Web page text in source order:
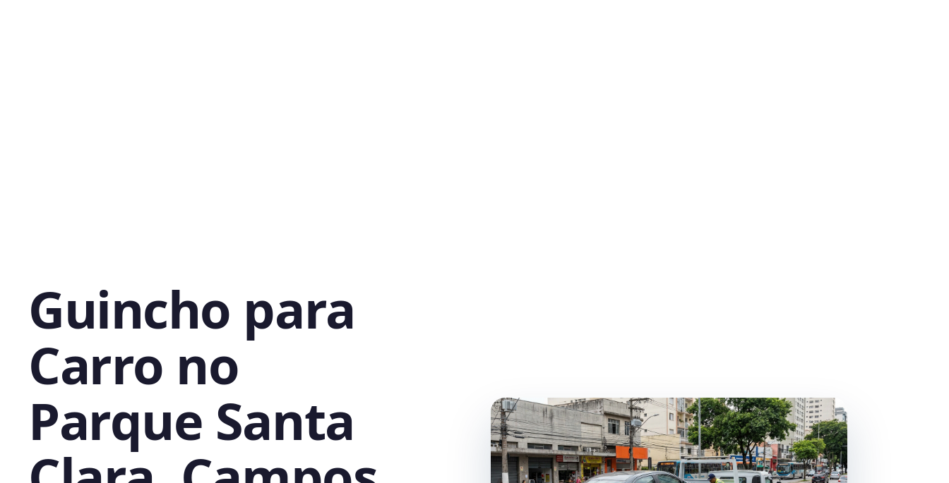
Guincho para
Carro no
Parque Santa